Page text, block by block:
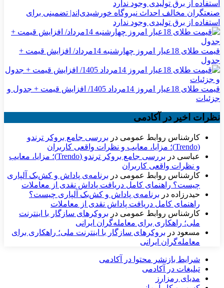
صنعتگران مخالف احداث نیروگاه خورشیدی‌اند| تضمینی برای
استفاده از برق تولیدی وجود ندارد
قیمت طلای 18عیار امروز چهارشنبه 14مرداد/ افزایش قیمت +
جدول
قیمت طلای 18عیار امروز 14مرداد 1405/ افزایش قیمت + جدول و
جزئیات
نظرات اخیر در آکادمی
کارشناس روابط عمومی در بررسی جامع بروکر ترندو
(Trendo)؛ مزایا، معایب و نظرات واقعی کاربران
عباسی در
بررسی جامع بروکر ترندو (Trendo)؛ مزایا، معایب
و نظرات واقعی کاربران
کارشناس روابط عمومی در برنامه‌ی پاداش و کش‌بک آلپاری
چیست؟ راهنمای کامل دریافت پاداش نقدی از معاملات
حیدرزاده در برنامه‌ی پاداش و کش‌بک آلپاری چیست؟
راهنمای کامل دریافت پاداش نقدی از معاملات
کارشناس روابط عمومی در بروکرهای سازگار با اینترنت
ملی؛ راهکاری برای معامله‌گران ایرانی
مسعود در بروکرهای سازگار با اینترنت ملی؛ راهکاری برای
معامله‌گران ایرانی
شرایط بازنشر محتوا در آکادمی
تبلیغات در آکادمی
مدیای رمزارز